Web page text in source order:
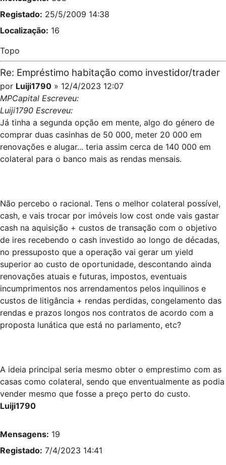
Registado: 25/5/2009 14:38
Localização: 16
Topo
Re: Empréstimo habitação como investidor/trader
por Luiji1790 » 12/4/2023 12:07
MPCapital Escreveu:
Luiji1790 Escreveu:
Já tinha a segunda opção em mente, algo do género de
comprar duas casinhas de 50 000, meter 20 000 em
renovações e alugar... teria assim cerca de 140 000 em
colateral para o banco mais as rendas mensais.
Não percebo o racional. Tens o melhor colateral possível,
cash, e vais trocar por imóveis low cost onde vais gastar
cash na aquisição + custos de transação com o objetivo
de ires recebendo o cash investido ao longo de décadas,
no pressuposto que a operação vai gerar um yield
superior ao custo de oportunidade, descontando ainda
renovações atuais e futuras, impostos, eventuais
incumprimentos nos arrendamentos pelos inquilinos e
custos de litigância + rendas perdidas, congelamento das
rendas e prazos longos nos contratos de acordo com a
proposta lunática que está no parlamento, etc?
A ideia principal seria mesmo obter o emprestimo com as
casas como colateral, sendo que enventualmente as podia
vender mesmo que fosse a preço perto do custo.
Luiji1790
Mensagens: 19
Registado: 7/4/2023 14:41